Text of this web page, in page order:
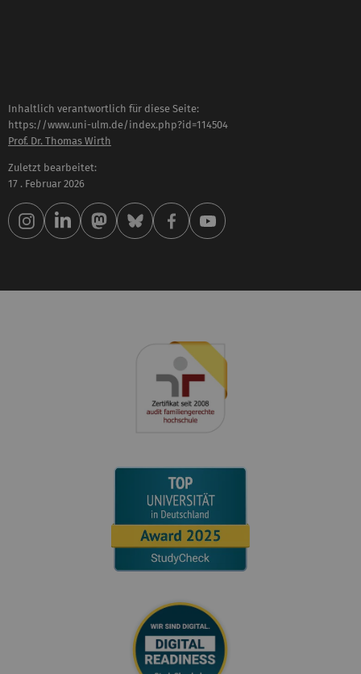
Inhaltlich verantwortlich für diese Seite:
https://www.uni-ulm.de/index.php?id=114504
Prof. Dr. Thomas Wirth
Zuletzt bearbeitet:
17 . Februar 2026